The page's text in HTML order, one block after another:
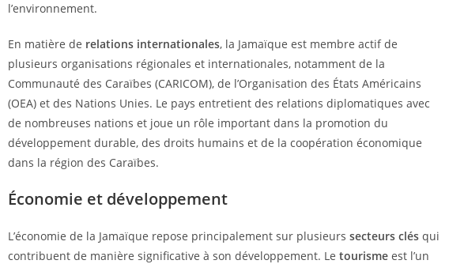
l’environnement.
En matière de relations internationales, la Jamaïque est membre actif de
plusieurs organisations régionales et internationales, notamment de la
Communauté des Caraïbes (CARICOM), de l’Organisation des États Américains
(OEA) et des Nations Unies. Le pays entretient des relations diplomatiques avec
de nombreuses nations et joue un rôle important dans la promotion du
développement durable, des droits humains et de la coopération économique
dans la région des Caraïbes.
Économie et développement
L’économie de la Jamaïque repose principalement sur plusieurs secteurs clés qui
contribuent de manière significative à son développement. Le tourisme est l’un